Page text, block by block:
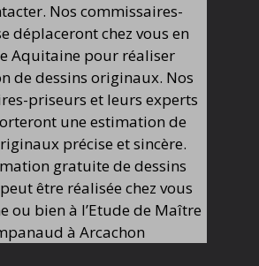
Nos commissaires-
déplaceront chez vous en
Aquitaine pour réaliser
de dessins originaux. Nos
priseurs et leurs experts
une estimation de
précise et sincère.
gratuite de dessins
être réalisée chez vous
ou bien à l’Etude de Maître
à Arcachon